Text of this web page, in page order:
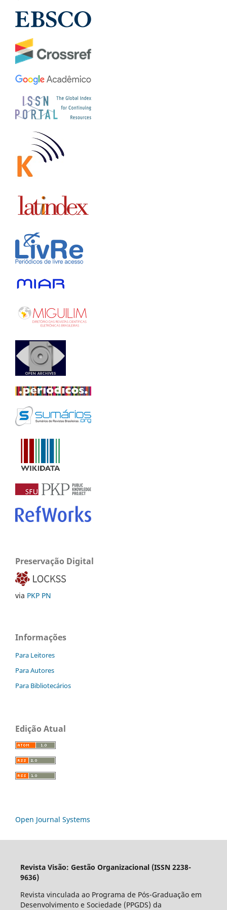
Preservação Digital
via PKP PN
Informações
Para Leitores
Para Autores
Para Bibliotecários
Edição Atual
Open Journal Systems
Revista Visão: Gestão Organizacional (ISSN 2238-
9636)
Revista vinculada ao Programa de Pós-Graduação em
Desenvolvimento e Sociedade (PPGDS) da